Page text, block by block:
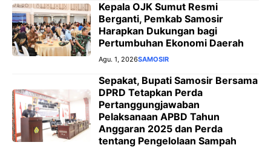
Kepala OJK Sumut Resmi
Berganti, Pemkab Samosir
Harapkan Dukungan bagi
Pertumbuhan Ekonomi Daerah
Agu. 1, 2026SAMOSIR
Sepakat, Bupati Samosir Bersama
DPRD Tetapkan Perda
Pertanggungjawaban
Pelaksanaan APBD Tahun
Anggaran 2025 dan Perda
tentang Pengelolaan Sampah